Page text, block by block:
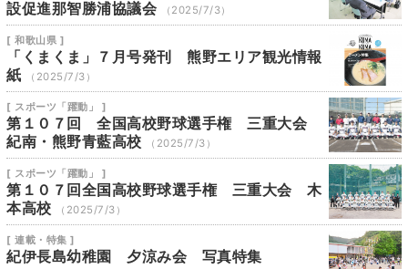
設促進那智勝浦協議会 （2025/7/3）
[ 和歌山県 ]
「くまくま」７月号発刊 熊野エリア観光情報
紙
（2025/7/3）
[ スポーツ「躍動」 ]
第１０７回 全国高校野球選手権 三重大会
紀南・熊野青藍高校
（2025/7/3）
[ スポーツ「躍動」 ]
第１０７回全国高校野球選手権 三重大会 木
本高校
（2025/7/3）
[ 連載・特集 ]
紀伊長島幼稚園 夕涼み会 写真特集